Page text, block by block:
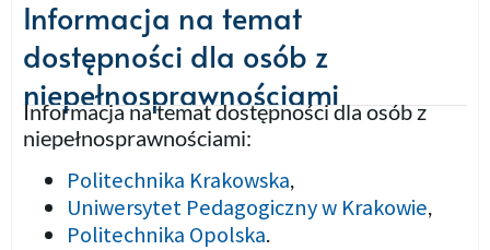
Informacja na temat
dostępności dla osób z
niepełnosprawnościami
Informacja na temat dostępności dla osób z
niepełnosprawnościami:
Politechnika Krakowska
Uniwersytet Pedagogiczny w Krakowie
Politechnika Opolska